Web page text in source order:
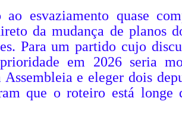
ao esvaziamento quase
da mudança de planos
Para um partido cujo
em 2026 seria
Assembleia e eleger dois
que o roteiro está longe